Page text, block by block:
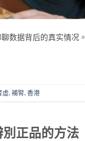
数据背后的真实情况。
虛,補腎,香港
正品的方法